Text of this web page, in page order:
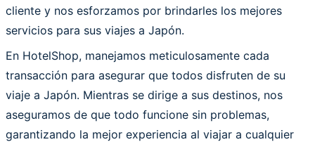
cliente y nos esforzamos por brindarles los mejores
servicios para sus viajes a Japón.
En HotelShop, manejamos meticulosamente cada
transacción para asegurar que todos disfruten de su
viaje a Japón. Mientras se dirige a sus destinos, nos
aseguramos de que todo funcione sin problemas,
garantizando la mejor experiencia al viajar a cualquier